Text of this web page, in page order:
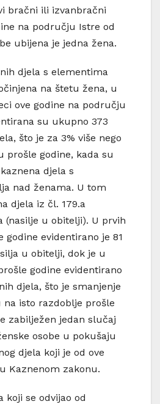
bračni ili izvanbračni
na području Istre od
ubijena je jedna žena.
djela s elementima
na štetu žena, u
ove godine na području
su ukupno 373
što je za 3% više nego
prošle godine, kada su
djela s
nad ženama. U tom
djela iz čl. 179.a
(nasilje u obitelji). U prvih
godine evidentirano je 81
u obitelji, dok je u
godine evidentirano
djela, što je smanjenje
na isto razdoblje prošle
zabilježen jedan slučaj
osobe u pokušaju
djela koji je od ove
Kaznenom zakonu.
koji se odvijao od